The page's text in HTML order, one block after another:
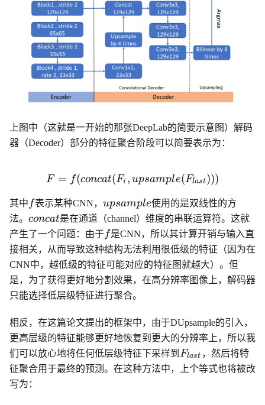
上图中（这就是一开始的那张DeepLab的简要示意图）解码
器（Decoder）部分的特征聚合阶段可以简要表示为：
F =
F = f(concat(Fi , upsample(Flast)))
其中 ff表示某种CNN，upsample
upsample使用的是双线性的方
法。 concat
concat是在通道（channel）维度的串联运算符。这就
产生了一个问题：由于ff是CNN，所以其计算开销与输入直
接相关，从而导致这种结构无法利用很低级的特征（因为在
CNN中，越低级的特征可能对应的特征图就越大）。但
是，为了获得更好地分割效果，在高分辨率图像上，解码器
只能选择低层级特征进行聚合。
相反，在这篇论文提出的框架中，由于DUpsample的引入，
更高层级的特征能够更好地恢复到更大的分辨率上，所以我
们可以放心地将任何低层级特征下采样到 F_{last}
Flast ，然后将特
征聚合用于最终的预测。在这种方法中，上个等式也将被改
写为：